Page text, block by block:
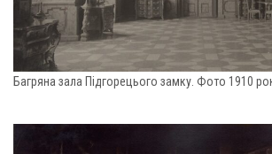
Багряна зала Підгорецього замку. Фото 1910